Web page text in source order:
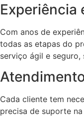
Experiência
Com anos de
todas as etapas do
serviço ágil e seguro,
Cada cliente tem
precisa de suporte na